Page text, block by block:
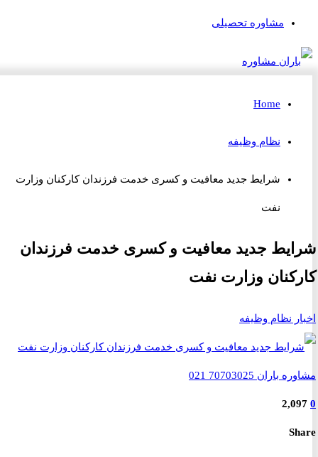
مشاوره تحصیلی
Home
نظام وظیفه
شرایط جدید معافیت و کسری خدمت فرزندان کارکنان وزارت
جدید معافیت و کسری خدمت فرزندان
وزارت نفت
نظام وظیفه